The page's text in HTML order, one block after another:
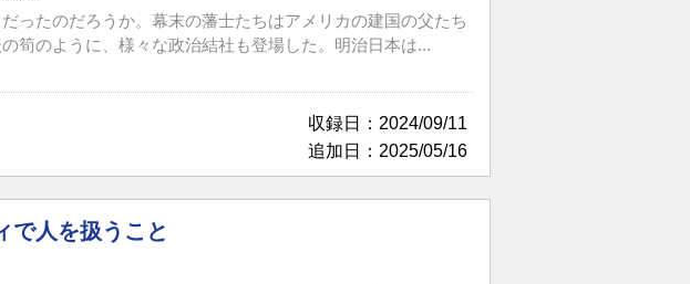
ったのだろうか。幕末の藩士たちはアメリカの建国の父たち
筍のように、様々な政治結社も登場した。明治日本は...
収録日：2024/09/11
追加日：2025/05/16
で人を扱うこと